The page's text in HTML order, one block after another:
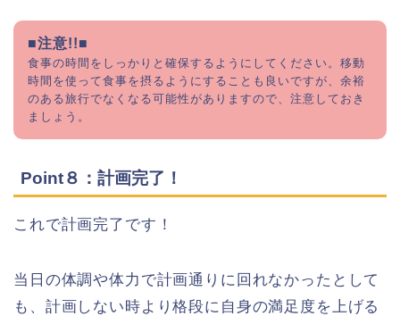
■注意!!■
食事の時間をしっかりと確保するようにしてください。 移動
時間を使って食事を摂るようにすることも良いですが、余裕
のある旅行でなくなる可能性がありますので、注意しておき
ましょう。
Point８：計画完了！
これで計画完了です！
当日の体調や体力で計画通りに回れなかったとして
も、計画しない時より格段に自身の満足度を上げる